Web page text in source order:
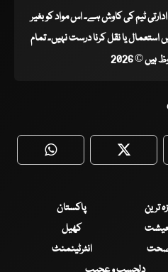
ادارتی ٹیم کی کاوش ہے۔ اس مواد کو بغیر
یا نقل کرنا درست نہیں۔ تمام
© 2026
WhatsApp Twitter
ترین
پاکستان
کھیل
انٹرٹینمنٹ